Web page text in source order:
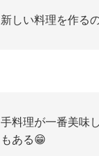
新しい料理を作る
手料理が一番美味
もある😁